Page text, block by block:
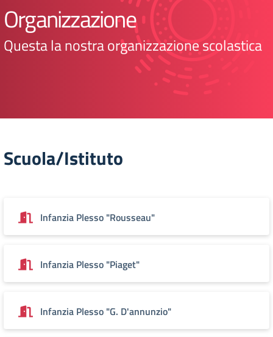
Organizzazione
Questa la nostra organizzazione scolastica
Scuola/Istituto
Infanzia Plesso "Rousseau"
Infanzia Plesso "Piaget"
Infanzia Plesso "G. D'annunzio"